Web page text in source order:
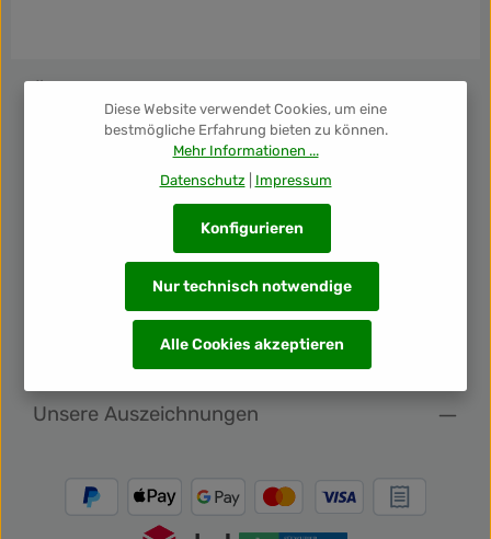
Unsere Auszeichnungen
Diese Website verwendet Cookies, um eine
bestmögliche Erfahrung bieten zu können.
Mehr Informationen ...
Datenschutz
Impressum
Nur technisch notwendige
Konfigurieren
Alle Cookies akzeptieren